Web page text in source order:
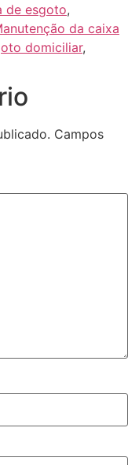
de esgoto,
da caixa
domiciliar,
Campos